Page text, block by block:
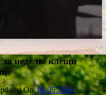
за неделю клещи
On:06.05.2026